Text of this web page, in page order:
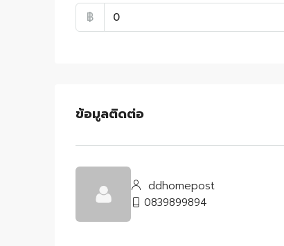
฿
ข้อมูลติดต่อ
ddhomepost
0839899894